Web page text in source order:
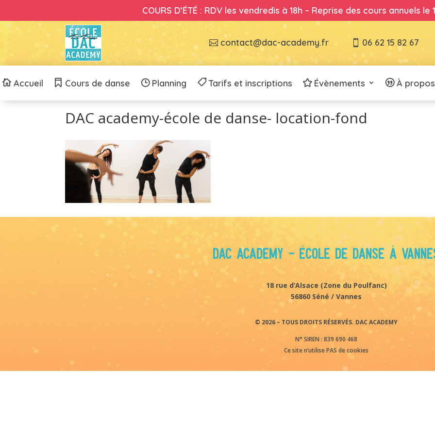
COURS D’ÉTÉ : RDV les vendredis à 18h – Reprise des cours annuels
contact@dac-academy.fr 06 62 15 82 67
Accueil Cours de danse Planning Tarifs et inscriptions Évènements À propos
DAC academy-école de danse- location-fond
DAC Academy - École de danse à
18 rue d’Alsace (Zone du Poulfanc)
56860 Séné / Vannes
© 2026 – TOUS DROITS RÉSERVÉS. DAC ACADEMY
N° SIREN : 839 690 468
Ce site n’utilise PAS de cookies